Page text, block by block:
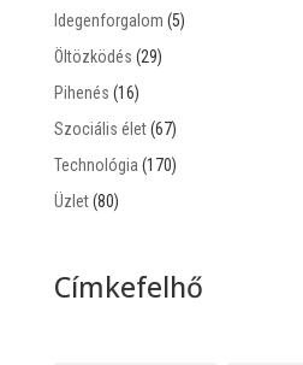
Idegenforgalom (5)
Öltözködés (29)
Pihenés (16)
Szociális élet(67)
Technológia (170)
Üzlet(80)
Címkefelhő